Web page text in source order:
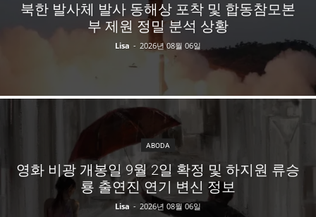
북한 발사체 발사 동해상 포착 및 합동참모본
부 제원 정밀 분석 상황
Lisa - 2026년 08월 06일
ABODA
영화 비광 개봉일 9월 2일 확정 및 하지원 류승
룡 출연진 연기 변신 정보
Lisa - 2026년 08월 06일